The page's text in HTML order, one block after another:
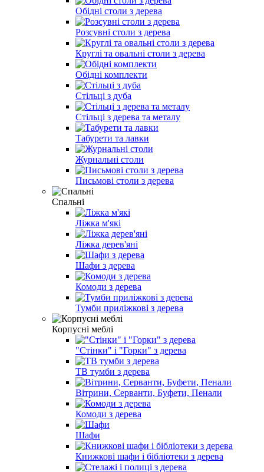
Обідні столи з дерева
Розсувні столи з дерева
Круглі та овальні столи з дерева
Обідні комплекти
Стільці з дуба
Стільці з дерева та металу
Табурети та лавки
Журнальні столи
Письмові столи з дерева
Спальні
Ліжка м'які
Ліжка дерев'яні
Шафи з дерева
Комоди з дерева
Тумби приліжкові з дерева
Корпусні меблі
"Стінки" і "Горки" з дерева
ТВ тумби з дерева
Вітрини, Серванти, Буфети, Пенали
Комоди з дерева
Шафи
Книжкові шафи і бібліотеки з дерева